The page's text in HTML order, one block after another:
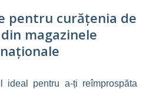
pentru curățenia de
magazinele
ideal pentru a-ți reîmprospăta